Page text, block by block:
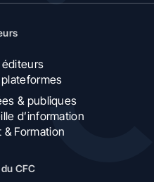
& publiques
d’information
Formation
CFC